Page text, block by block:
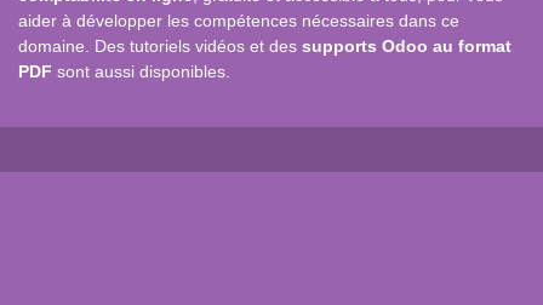
aider à développer les compétences nécessaires dans ce
domaine. Des tutoriels vidéos et des supports Odoo au format
PDF sont aussi disponibles.